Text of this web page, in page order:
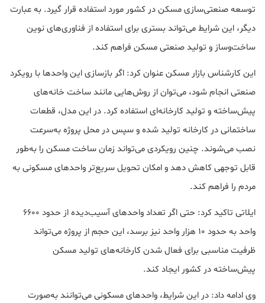
توسعه صنعتی‌سازی مسکن در کشور مورد استفاده قرار گیرد. به عبارت
دیگر، این شرایط می‌تواند بستری برای استفاده از فناوری‌های نوین
ساخت‌وساز و تولید صنعتی مسکن فراهم کند.
این کارشناس بازار مسکن عنوان کرد: اگر بازسازی این واحدها با رویکرد
صنعتی انجام شود، می‌توان از روش‌هایی مانند ساخت خانه‌های
پیش‌ساخته و تولید کارخانه‌ای استفاده کرد. در این مدل، قطعات
ساختمانی در کارخانه تولید شده و سپس در محل پروژه به‌سرعت
نصب می‌شوند. چنین رویکردی می‌تواند زمان ساخت مسکن را به‌طور
قابل توجهی کاهش دهد و امکان تحویل سریع‌تر واحدهای مسکونی به
مردم را فراهم کند.
ایلاتی تاکید کرد: حتی اگر تعداد واحدهای آسیب‌دیده از حدود ۶۶۰۰
واحد به حدود ۱۰ هزار واحد نیز برسد، این حجم از پروژه می‌تواند
ظرفیت مناسبی برای فعال شدن کارخانه‌های تولید مسکن
پیش‌ساخته در کشور ایجاد کند.
وی ادامه داد: در این شرایط، واحدهای مسکونی می‌توانند به‌صورت